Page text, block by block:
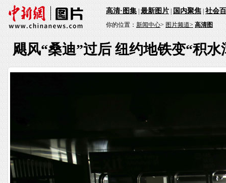
高清·图集|最新图片|国内聚焦|社会
你的位置：新闻中心>图片频道> 高清图
飓风“桑迪”过后 纽约地铁变“积水